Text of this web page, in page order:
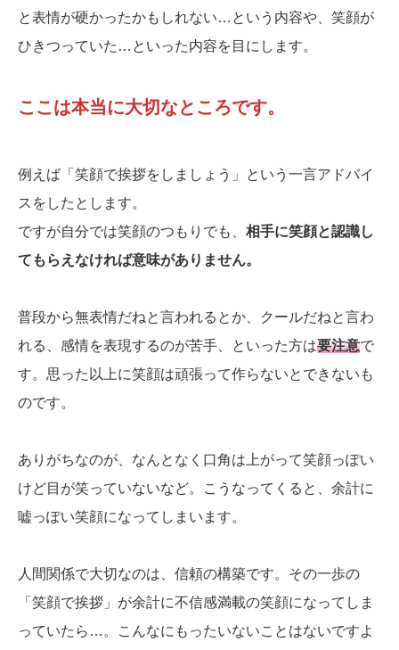
と表情が硬かったかもしれない…という内容や、笑顔が
ひきつっていた…といった内容を目にします。
ここは本当に大切なところです。
例えば「笑顔で挨拶をしましょう」という一言アドバイ
スをしたとします。
ですが自分では笑顔のつもりでも、 相手に笑顔と認識し
てもらえなければ意味がありません。
普段から無表情だねと言われるとか、クールだねと言わ
れる、感情を表現するのが苦手、といった方は要注意で
す。思った以上に笑顔は頑張って作らないとできないも
のです。
ありがちなのが、なんとなく口角は上がって笑顔っぽい
けど目が笑っていないなど。こうなってくると、余計に
嘘っぽい笑顔になってしまいます。
人間関係で大切なのは、信頼の構築です。その一歩の
「笑顔で挨拶」が余計に不信感満載の笑顔になってしま
っていたら…。こんなにもったいないことはないですよ